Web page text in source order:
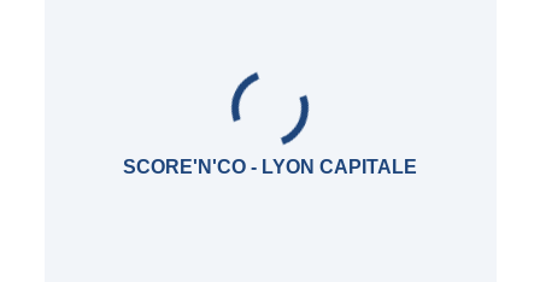
SCORE'N'CO - LYON CAPITALE